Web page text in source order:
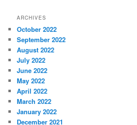
ARCHIVES
October 2022
September 2022
August 2022
July 2022
June 2022
May 2022
April 2022
March 2022
January 2022
December 2021